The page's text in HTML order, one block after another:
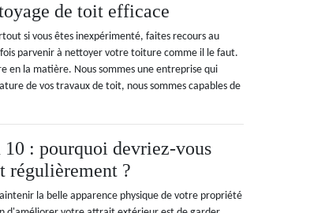
de toit efficace
si vous êtes inexpérimenté, faites recours au
parvenir à nettoyer votre toiture comme il le faut.
en la matière. Nous sommes une entreprise qui
de vos travaux de toit, nous sommes capables de
: pourquoi devriez-vous
régulièrement ?
la belle apparence physique de votre propriété